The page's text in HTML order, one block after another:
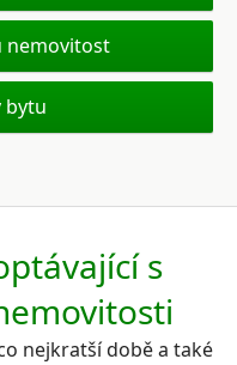
nemovitost
bytu
s
nejkratší době a také